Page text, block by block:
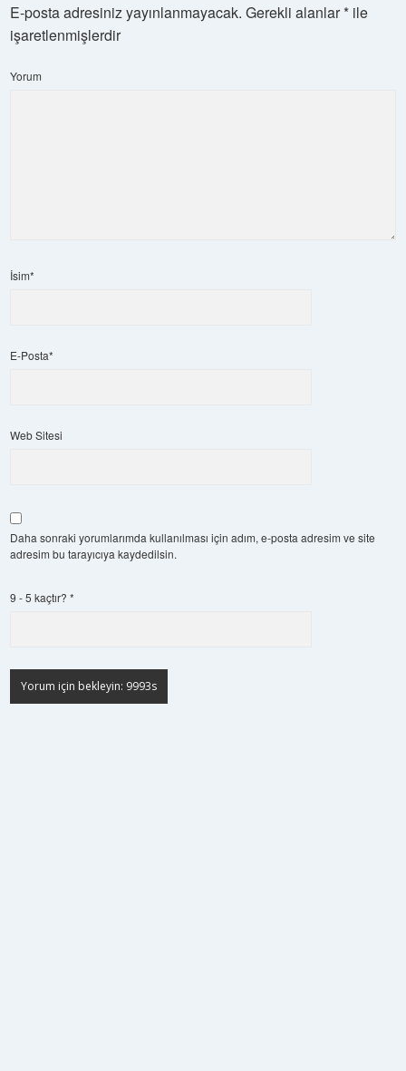
E-posta adresiniz yayınlanmayacak. Gerekli alanlar*ile
işaretlenmişlerdir
Yorum
İsim*
E-Posta*
Web Sitesi
Daha sonraki yorumlarımda kullanılması için adım, e-posta adresim ve site
adresim bu tarayıcıya kaydedilsin.
9 - 5 kaçtır? *